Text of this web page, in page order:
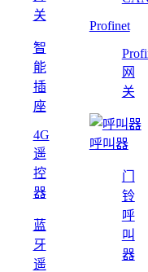
关
智
能
插
座
4G
遥
控
器
蓝
牙
遥
Profinet
网
关
呼叫器
门
铃
呼
叫
器